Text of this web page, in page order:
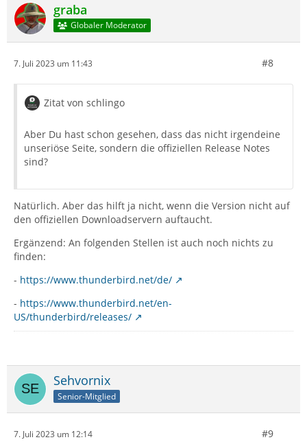
graba
Globaler Moderator
7. Juli 2023 um 11:43 #8
Zitat von schlingo
Aber Du hast schon gesehen, dass das nicht irgendeine
unseriöse Seite, sondern die offiziellen Release Notes
sind?
Natürlich. Aber das hilft ja nicht, wenn die Version nicht auf
den offiziellen Downloadservern auftaucht.
Ergänzend: An folgenden Stellen ist auch noch nichts zu
finden:
- https://www.thunderbird.net/de/
- https://www.thunderbird.net/en-
US/thunderbird/releases/
Sehvornix
Senior-Mitglied
7. Juli 2023 um 12:14 #9